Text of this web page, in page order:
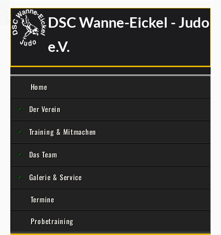
DSC Wanne-Eickel - Judo
e.V.
Home
Der Verein
Training & Mitmachen
Das Team
Galerie & Service
Termine
Probetraining